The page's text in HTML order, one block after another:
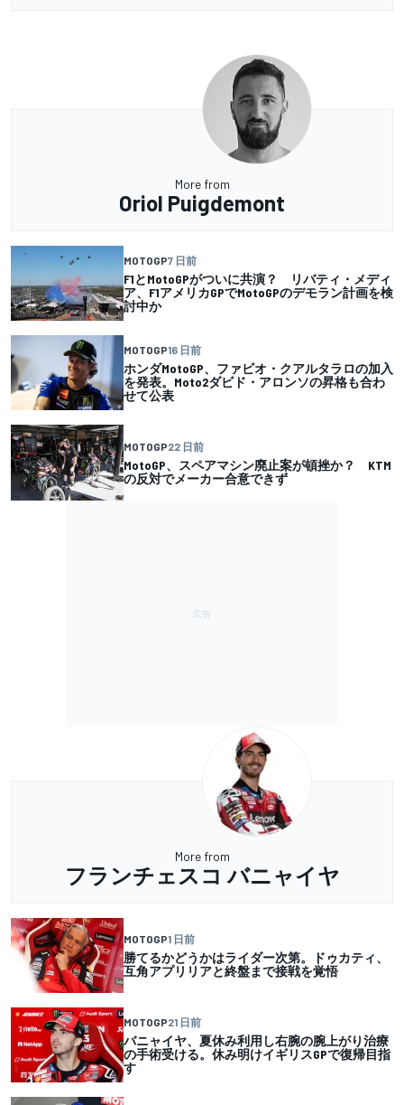
More from
Oriol Puigdemont
MOTOGP7 日前
F1とMotoGPがついに共演？ リバティ・メディ
ア、F1アメリカGPでMotoGPのデモラン計画を検
討中か
MOTOGP16 日前
ホンダMotoGP、ファビオ・クアルタラロの加入
を発表。Moto2ダビド・アロンソの昇格も合わ
せて公表
MOTOGP22 日前
MotoGP、スペアマシン廃止案が頓挫か？ KTM
の反対でメーカー合意できず
More from
フランチェスコ バニャイヤ
MOTOGP1 日前
勝てるかどうかはライダー次第。ドゥカティ、
互角アプリリアと終盤まで接戦を覚悟
MOTOGP21 日前
バニャイヤ、夏休み利用し右腕の腕上がり治療
の手術受ける。休み明けイギリスGPで復帰目指
す